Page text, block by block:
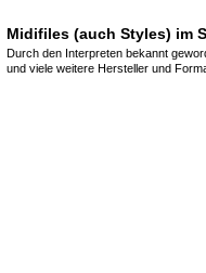
Midifiles (auch Styles) im
Durch den Interpreten bekannt
und viele weitere Hersteller und